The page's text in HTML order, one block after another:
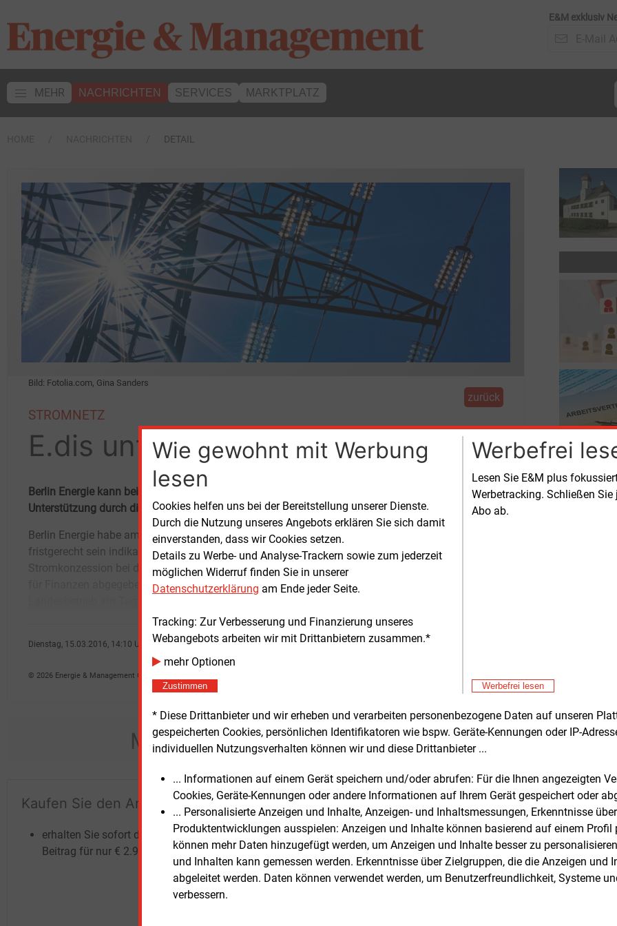
E&M exklusiv
MEHR NACHRICHTEN SERVICES MARKTPLATZ
DETAIL
Wie gewohnt mit Werbung
lesen
Cookies helfen uns bei der Bereitstellung unserer Dienste.
Durch die Nutzung unseres Angebots erklären Sie sich damit
einverstanden, dass wir Cookies setzen.
Details zu Werbe- und Analyse-Trackern sowie zum jederzeit
möglichen Widerruf finden Sie in unserer
Datenschutzerklärung am Ende jeder Seite.
Tracking: Zur Verbesserung und Finanzierung unseres
Webangebots arbeiten wir mit Drittanbietern zusammen.*
mehr Optionen
Zustimmen
Werbefrei
Lesen Sie E&M plus
Werbetracking. Schließen
Abo ab.
Werbefrei lesen
* Diese Drittanbieter und wir erheben und verarbeiten personenbezogene Daten auf unseren
gespeicherten Cookies, persönlichen Identifikatoren wie bspw. Geräte-Kennungen oder IP-
individuellen Nutzungsverhalten können wir und diese Drittanbieter ...
... Informationen auf einem Gerät speichern und/oder abrufen: Für die Ihnen angezeigten
Cookies, Geräte-Kennungen oder andere Informationen auf Ihrem Gerät gespeichert oder
... Personalisierte Anzeigen und Inhalte, Anzeigen- und Inhaltsmessungen, Erkenntnisse
Produktentwicklungen ausspielen: Anzeigen und Inhalte können basierend auf einem Profil
können mehr Daten hinzugefügt werden, um Anzeigen und Inhalte besser zu
und Inhalten kann gemessen werden. Erkenntnisse über Zielgruppen, die die Anzeigen und
abgeleitet werden. Daten können verwendet werden, um Benutzerfreundlichkeit, Systeme
verbessern.
Bild: Fotolia.com, Gina Sanders
zurück
STROMNETZ
E.dis unterstützt Berlin Energie
Berlin Energie kann bei der Bewerbung um die Stromkonzession in der Hauptstadt auf
Unterstützung durch die ostdeutsche Eon-Netztochter E.dis zurückgreifen.
Berlin Energie habe am 14. Februar
fristgerecht sein indikaktives Angebot für die
Stromkonzession bei der Senatsverwaltung
für Finanzen abgegeben, teilte der
hatte im Januar mit einem modifizierten
zweiten Verfahrensbrief das im letzten Jahr
ausgesetzte Konzessionsvergabeverfahren
wieder aufgenomme
Dienstag, 15.03.2016, 14:10 Uhr
© 2026 Energie & Management GmbH
Möchten Sie diese und weitere Nachrichten
Kaufen Sie den Artikel
erhalten Sie sofort diesen redaktionellen
Beitrag für nur € 2.98
Testen SieE&M
kostenlos
und unverbindlich
Zwei Wochen kostenfreier Zugang
Zugang auf stündlich aktualisierte
Nachrichten mit Prognose- und
Login